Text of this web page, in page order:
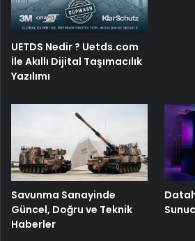
UETDS Nedir ? Uetds.com
İle Akıllı Dijital Taşımacılık
Yazılımı
Savunma Sanayinde
Güncel, Doğru ve Teknik
Haberler